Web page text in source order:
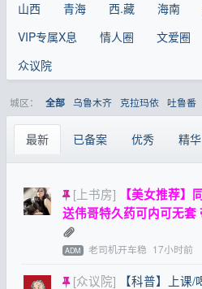
山西
青海 西.藏 海南
VIP专属X息
情人圈 文爱圈
众议院
城区： 全部 乌鲁木齐 克拉玛依 吐鲁番
最新 已备案 优秀 精华
[上书房]
【美女推荐】
送伟哥特久药可内可无套
ADM 老司机开车稳 17小时前
[众议院] 【科普】上课